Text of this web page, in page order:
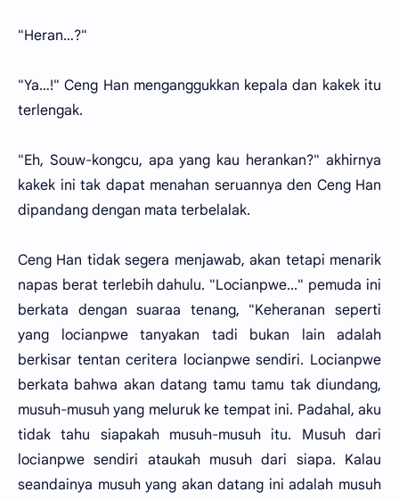
"Heran…?"
"Ya…!" Ceng Han menganggukkan kepala dan kakek itu
terlengak.
"Eh, Souw-kongcu, apa yang kau herankan?" akhirnya
kakek ini tak dapat menahan seruannya den Ceng Han
dipandang dengan mata terbelalak.
Ceng Han tidak segera menjawab, akan tetapi menarik
napas berat terlebih dahulu. "Locianpwe..." pemuda ini
berkata dengan suaraa tenang, "Keheranan seperti
yang locianpwe tanyakan tadi bukan lain adalah
berkisar tentan ceritera locianpwe sendiri. Locianpwe
berkata bahwa akan datang tamu tamu tak diundang,
musuh-musuh yang meluruk ke tempat ini. Padahal, aku
tidak tahu siapakah musuh-musuh itu. Musuh dari
locianpwe sendiri ataukah musuh dari siapa. Kalau
seandainya musuh yang akan datang ini adalah musuh